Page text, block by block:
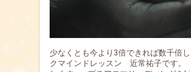
少なくとも今より3倍できれば数千倍
クマインドレッスン 近常祐子です。